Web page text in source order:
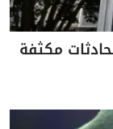
مكثفة